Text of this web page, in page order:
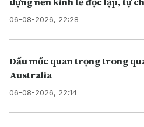
06-08-2026, 22:28
Dấu mốc quan trọng trong
Australia
06-08-2026, 22:14